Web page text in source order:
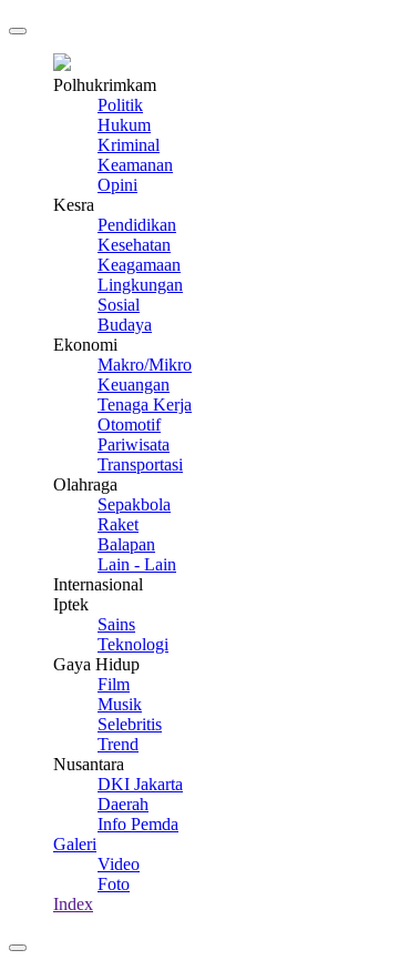
Polhukrimkam
Politik
Hukum
Kriminal
Keamanan
Opini
Kesra
Pendidikan
Kesehatan
Keagamaan
Lingkungan
Sosial
Budaya
Ekonomi
Makro/Mikro
Keuangan
Tenaga Kerja
Otomotif
Pariwisata
Transportasi
Olahraga
Sepakbola
Raket
Balapan
Lain - Lain
Internasional
Iptek
Sains
Teknologi
Gaya Hidup
Film
Musik
Selebritis
Trend
Nusantara
DKI Jakarta
Daerah
Info Pemda
Galeri
Video
Foto
Index